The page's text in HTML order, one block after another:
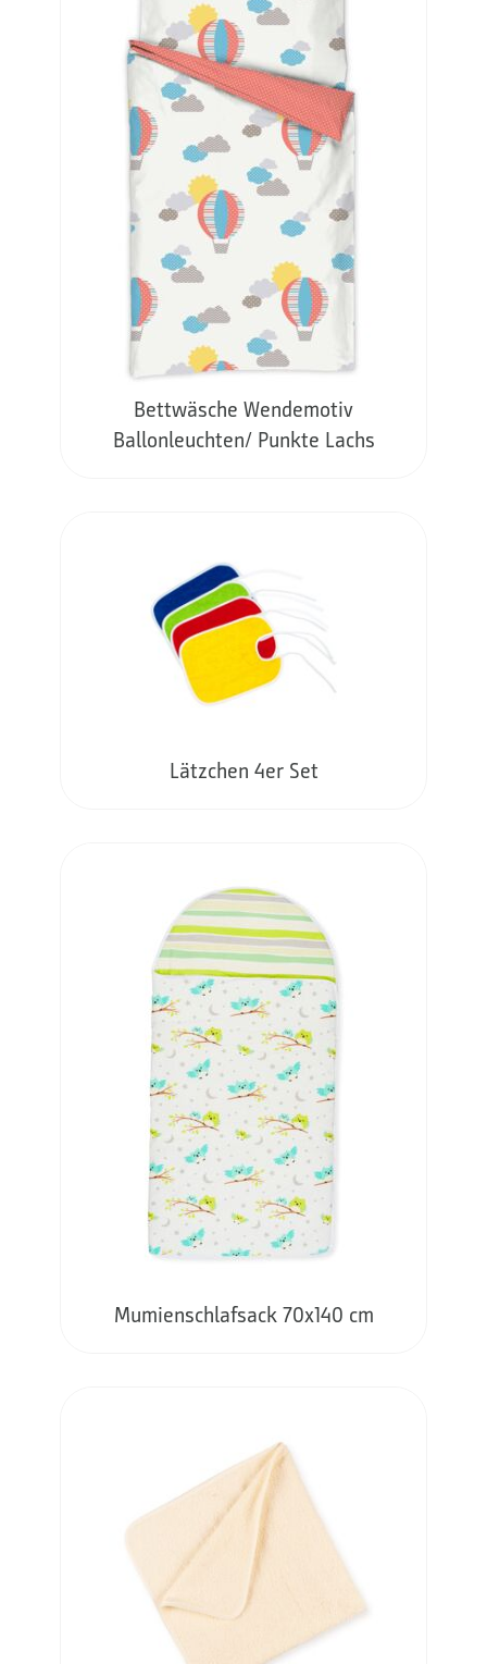
Bettwäsche Wendemotiv
Ballonleuchten/ Punkte Lachs
Lätzchen 4er Set
Mumienschlafsack 70x140 cm